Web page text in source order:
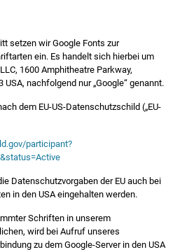
setzen wir Google Fonts zur
ein. Es handelt sich hierbei um
1600 Amphitheatre Parkway,
USA, nachfolgend nur „Google“ genannt.
dem EU-US-Datenschutzschild („EU-
participant?
Datenschutzvorgaben der EU auch bei
in den USA eingehalten werden.
Schriften in unserem
wird bei Aufruf unseres
zu dem Google-Server in den USA